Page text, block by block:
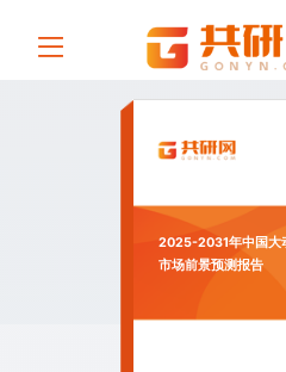
2025-2031年中国大
市场前景预测报告